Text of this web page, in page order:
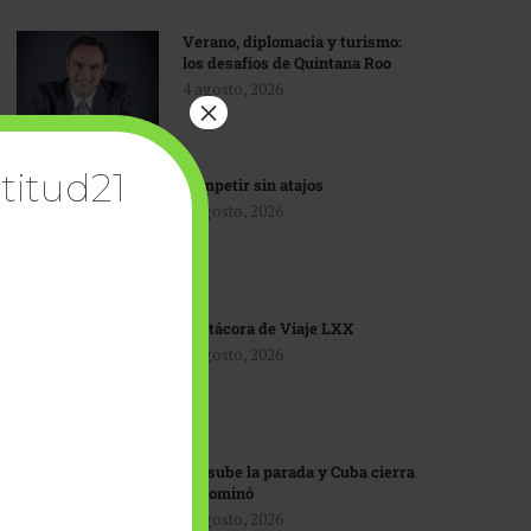
Verano, diplomacia y turismo:
los desafíos de Quintana Roo
4 agosto, 2026
Competir sin atajos
4 agosto, 2026
Bitácora de Viaje LXX
3 agosto, 2026
EU sube la parada y Cuba cierra
el dominó
3 agosto, 2026
×